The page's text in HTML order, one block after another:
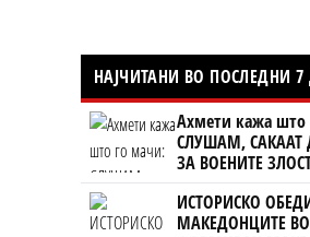
НАЈЧИТАНИ ВО ПОСЛЕДНИ 7
Ахмети кажа што
СЛУШАМ, САКААТ
ЗА ВОЕНИТЕ
УЧК...
ИСТОРИСКО
МАКЕДОНЦИТЕ ВО